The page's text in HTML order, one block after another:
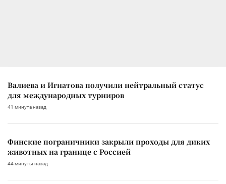
Валиева и Игнатова получили нейтральный статус
для международных турниров
41 минута назад
Финские пограничники закрыли проходы для диких
животных на границе с Россией
44 минуты назад